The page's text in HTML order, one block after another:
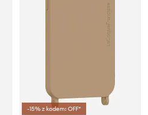
-15% z kodem: OFF*